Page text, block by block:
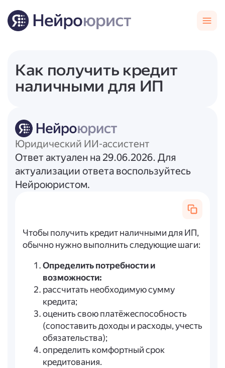
Как получить кредит
наличными для ИП
Юридический ИИ-ассистент
Ответ актуален на 29.06.2026. Для
актуализации ответа воспользуйтесь
Нейроюристом.
Чтобы получить кредит наличными для ИП,
обычно нужно выполнить следующие шаги:
Определить потребности и
возможности:
рассчитать необходимую сумму
кредита;
оценить свою платёжеспособность
(сопоставить доходы и расходы, учесть
обязательства);
определить комфортный срок
кредитования.